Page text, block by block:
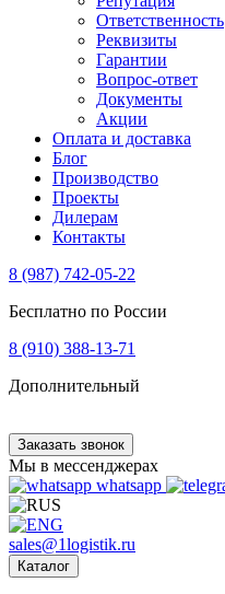
Ответственность
Реквизиты
Гарантии
Вопрос-ответ
Документы
Акции
Оплата и доставка
Блог
Производство
Проекты
Дилерам
Контакты
8 (987) 742-05-22
Бесплатно по России
8 (910) 388-13-71
Дополнительный
Заказать звонок
Мы в мессенджерах
whatsapp
sales@1logistik.ru
Каталог